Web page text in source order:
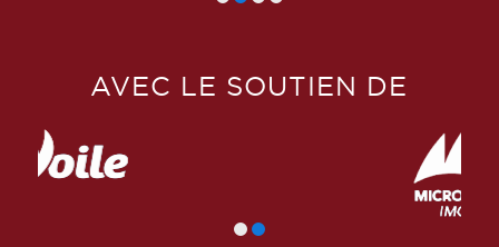
AVEC LE SOUTIEN DE